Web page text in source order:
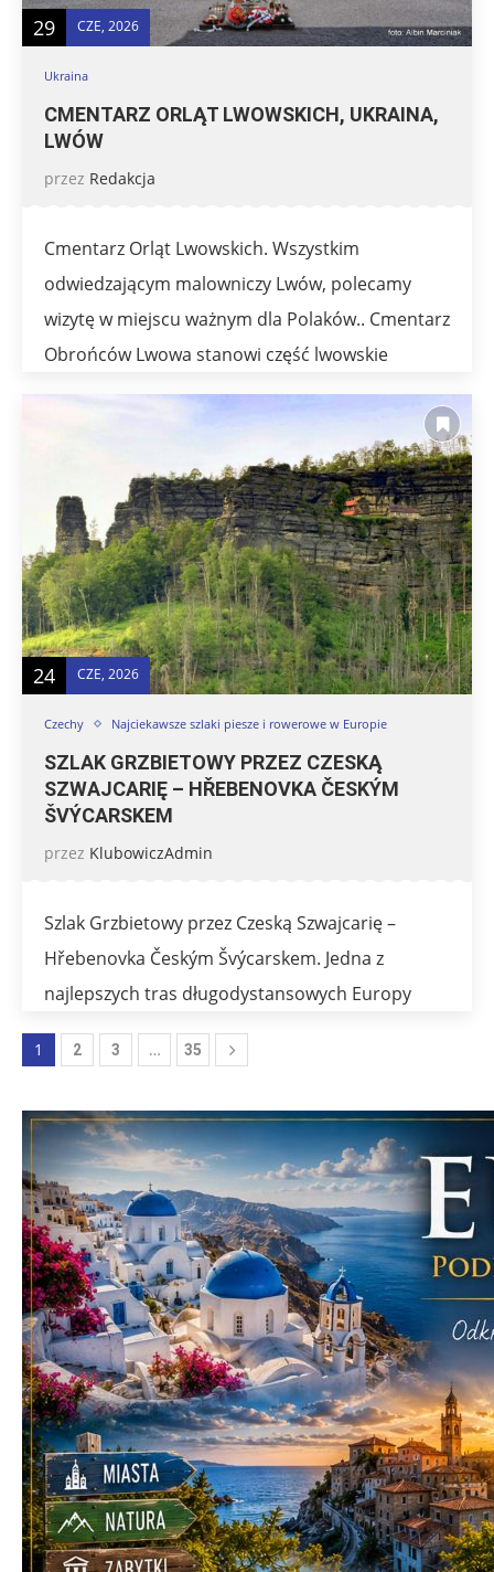
29 CZE, 2026
Ukraina
CMENTARZ ORLĄT LWOWSKICH, UKRAINA,
LWÓW
przez Redakcja
Cmentarz Orląt Lwowskich. Wszystkim
odwiedzającym malowniczy Lwów, polecamy
wizytę w miejscu ważnym dla Polaków.. Cmentarz
Obrońców Lwowa stanowi część lwowskie
24 CZE, 2026
Czechy Najciekawsze szlaki piesze i rowerowe w Europie
SZLAK GRZBIETOWY PRZEZ CZESKĄ
SZWAJCARIĘ – HŘEBENOVKA ČESKÝM
ŠVÝCARSKEM
przez KlubowiczAdmin
Szlak Grzbietowy przez Czeską Szwajcarię –
Hřebenovka Českým Švýcarskem. Jedna z
najlepszych tras długodystansowych Europy
1 2 3 … 35